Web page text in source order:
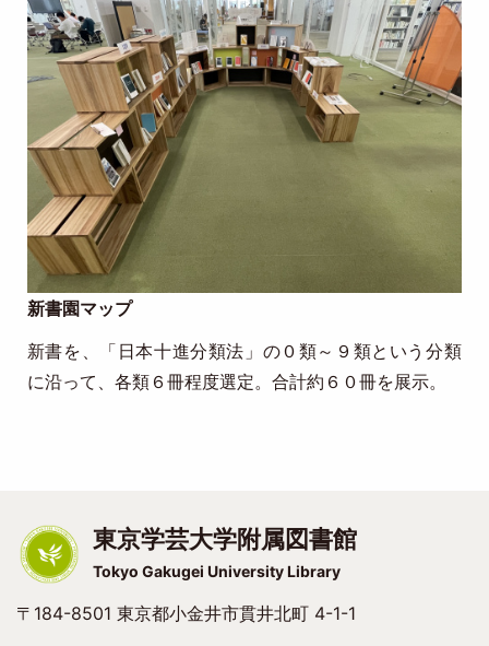
新書園マップ
新書を、「日本十進分類法」の０類～９類という分類
に沿って、各類６冊程度選定。合計約６０冊を展示。
東京学芸大学附属図書館
Tokyo Gakugei University Library
〒184-8501 東京都小金井市貫井北町 4-1-1